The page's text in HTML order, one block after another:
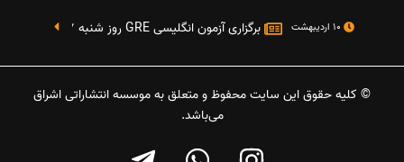
برگزاری آزمون انگلیسی GRE روز شنبه 27 شهریور(مقارن با 17 سپتامبر 2016)
© کلیه حقوق این سایت محفوظ و متعلق به موسسه انتشاراتی اشراق
می‌باشد.